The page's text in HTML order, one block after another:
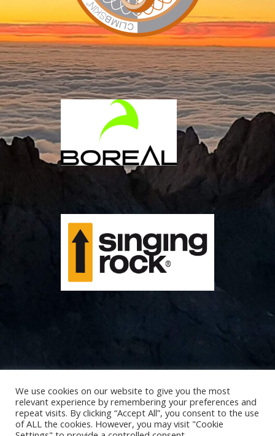
We use cookies on our website to give you the most
relevant experience by remembering your preferences and
repeat visits. By clicking “Accept All”, you consent to the use
of ALL the cookies. However, you may visit "Cookie